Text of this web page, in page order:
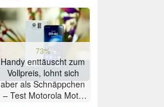
73%
Handy enttäuscht zum
Vollpreis, lohnt sich
aber als Schnäppchen
– Test Motorola Moto